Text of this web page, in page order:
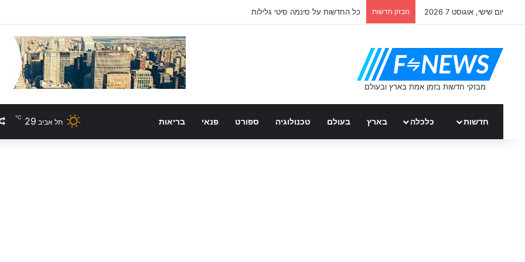
יום שישי, אוגוסט 7 2026 מבזק חדשות כל החדשות על סינמה סיטי גלילות
חדשות כלכלה בארץ בעולם טכנולוגיה ספורט פנאי בריאות תל אביב 29
℃